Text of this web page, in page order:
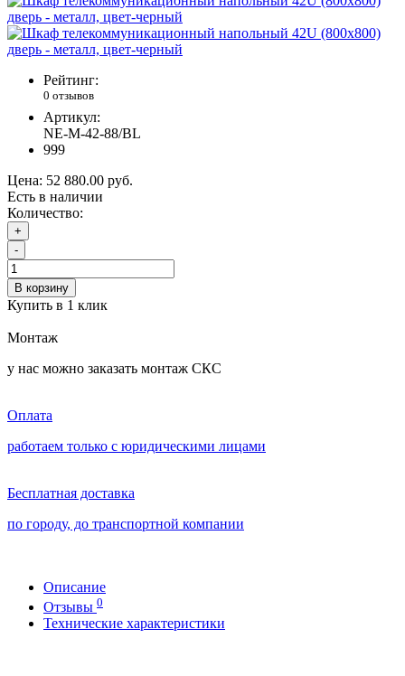
Рейтинг:
0 отзывов
Артикул:
NE-M-42-88/BL
999
Цена: 52 880.00 руб.
Есть в наличии
Количество:
+
-
В корзину
Купить в 1 клик
Монтаж
у нас можно заказать монтаж СКС
Оплата
работаем только с юридическими лицами
Бесплатная доставка
по городу, до транспортной компании
Описание
Отзывы 0
Технические характеристики